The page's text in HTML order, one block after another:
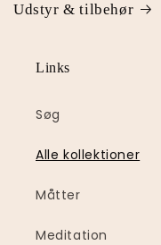
Udstyr & tilbehør
Links
Søg
Alle kollektioner
Måtter
Meditation